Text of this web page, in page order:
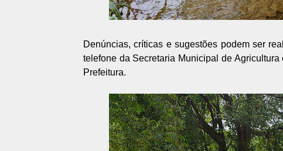
Denúncias, críticas e sugestões podem ser
telefone da Secretaria Municipal de
Prefeitura.